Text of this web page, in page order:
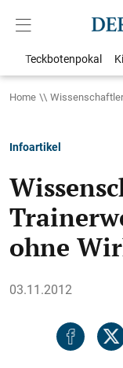
Teckbotenpokal
Home
Infoartikel
ohne
03.11.2012